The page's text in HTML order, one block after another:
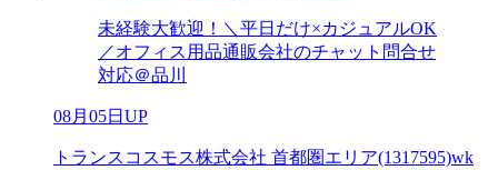
未経験大歓迎！＼平日だけ×カジュアルOK
／オフィス用品通販会社のチャット問合せ
対応＠品川
08月05日UP
トランスコスモス株式会社 首都圏エリア(1317595)wk